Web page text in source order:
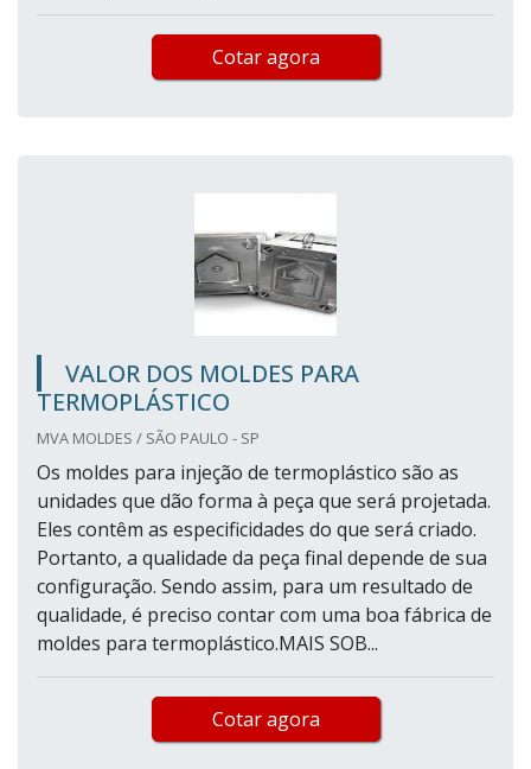
Cotar agora
VALOR DOS MOLDES PARA
TERMOPLÁSTICO
MVA MOLDES / SÃO PAULO - SP
Os moldes para injeção de termoplástico são as
unidades que dão forma à peça que será projetada.
Eles contêm as especificidades do que será criado.
Portanto, a qualidade da peça final depende de sua
configuração. Sendo assim, para um resultado de
qualidade, é preciso contar com uma boa fábrica de
moldes para termoplástico.MAIS SOB...
Cotar agora